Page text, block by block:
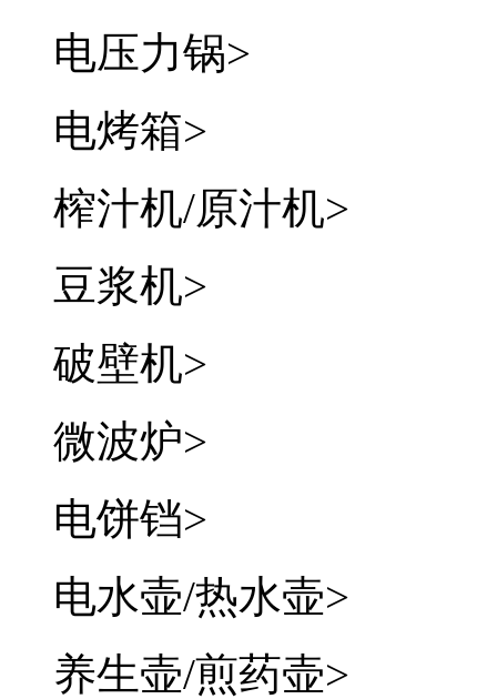
电压力锅>
电烤箱>
榨汁机/原汁机>
豆浆机>
破壁机>
微波炉>
电饼铛>
电水壶/热水壶>
养生壶/煎药壶>